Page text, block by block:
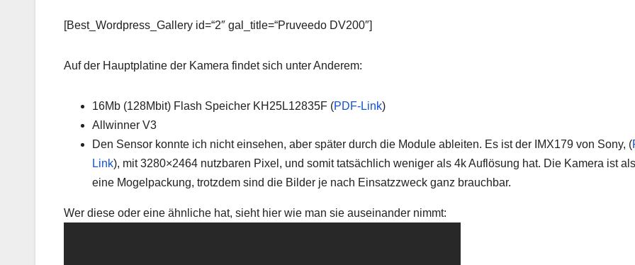
[Best_Wordpress_Gallery id=“2″ gal_title=“Pruveedo DV200″]
Auf der Hauptplatine der Kamera findet sich unter Anderem:
16Mb (128Mbit) Flash Speicher KH25L12835F (PDF-Link)
Allwinner V3
Den Sensor konnte ich nicht einsehen, aber später durch die Module ableiten. Es ist der IMX179 von Sony, (
Link), mit 3280×2464 nutzbaren Pixel, und somit tatsächlich weniger als 4k Auflösung hat. Die Kamera ist
eine Mogelpackung, trotzdem sind die Bilder je nach Einsatzzweck ganz brauchbar.
Wer diese oder eine ähnliche hat, sieht hier wie man sie auseinander nimmt: